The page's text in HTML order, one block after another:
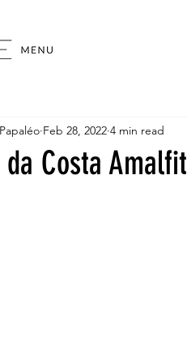
da Costa
Feb 28, 2022 4 min read